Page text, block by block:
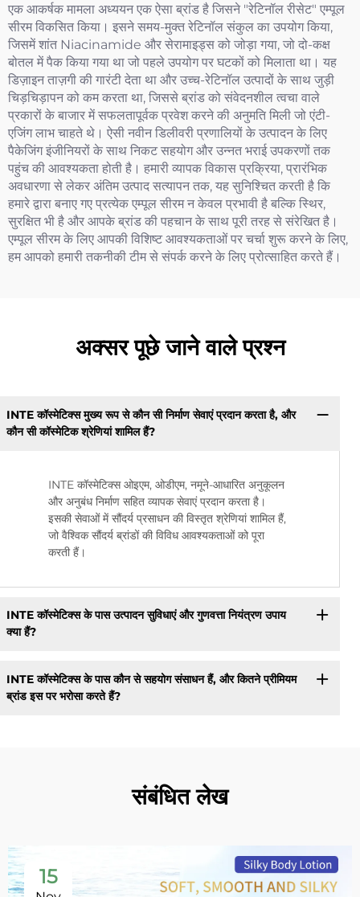
एक आकर्षक मामला अध्ययन एक ऐसा ब्रांड है जिसने "रेटिनॉल रीसेट" एम्पूल
सीरम विकसित किया। इसने समय-मुक्त रेटिनॉल संकुल का उपयोग किया,
जिसमें शांत Niacinamide और सेरामाइड्स को जोड़ा गया, जो दो-कक्ष
बोतल में पैक किया गया था जो पहले उपयोग पर घटकों को मिलाता था। यह
डिज़ाइन ताज़गी की गारंटी देता था और उच्च-रेटिनॉल उत्पादों के साथ जुड़ी
चिड़चिड़ापन को कम करता था, जिससे ब्रांड को संवेदनशील त्वचा वाले
प्रकारों के बाजार में सफलतापूर्वक प्रवेश करने की अनुमति मिली जो एंटी-
एजिंग लाभ चाहते थे। ऐसी नवीन डिलीवरी प्रणालियों के उत्पादन के लिए
पैकेजिंग इंजीनियरों के साथ निकट सहयोग और उन्नत भराई उपकरणों तक
पहुंच की आवश्यकता होती है। हमारी व्यापक विकास प्रक्रिया, प्रारंभिक
अवधारणा से लेकर अंतिम उत्पाद सत्यापन तक, यह सुनिश्चित करती है कि
हमारे द्वारा बनाए गए प्रत्येक एम्पूल सीरम न केवल प्रभावी है बल्कि स्थिर,
सुरक्षित भी है और आपके ब्रांड की पहचान के साथ पूरी तरह से संरेखित है।
एम्पूल सीरम के लिए आपकी विशिष्ट आवश्यकताओं पर चर्चा शुरू करने के लिए,
हम आपको हमारी तकनीकी टीम से संपर्क करने के लिए प्रोत्साहित करते हैं।
अक्सर पूछे जाने वाले प्रश्न
INTE कॉस्मेटिक्स मुख्य रूप से कौन सी निर्माण सेवाएं प्रदान करता है, और
कौन सी कॉस्मेटिक श्रेणियां शामिल हैं?
INTE कॉस्मेटिक्स ओइएम, ओडीएम, नमूने-आधारित अनुकूलन
और अनुबंध निर्माण सहित व्यापक सेवाएं प्रदान करता है।
इसकी सेवाओं में सौंदर्य प्रसाधन की विस्तृत श्रेणियां शामिल हैं,
जो वैश्विक सौंदर्य ब्रांडों की विविध आवश्यकताओं को पूरा
करती हैं।
INTE कॉस्मेटिक्स के पास उत्पादन सुविधाएं और गुणवत्ता नियंत्रण उपाय
क्या हैं?
INTE कॉस्मेटिक्स के पास कौन से सहयोग संसाधन हैं, और कितने प्रीमियम
ब्रांड इस पर भरोसा करते हैं?
संबंधित लेख
15